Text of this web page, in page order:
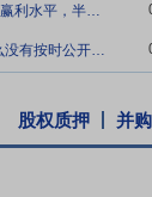
公司控股股东什么时候开始资本运作和管理改革，以改善赢利水平，半年度能扭转多年扣非
贵公司公开招标2026年度年报审计会计师事务所，为什么没有按时公开评标？是否存在
股权质押 并